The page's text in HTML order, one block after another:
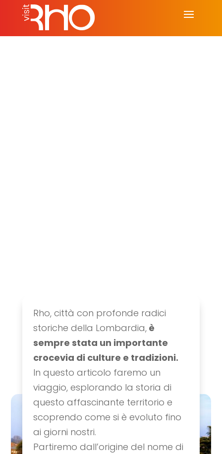
La storia di Rho, dalle
origini della città ad
oggi
Idee & itinerari,Storia & cultura
Rho, città con profonde radici
storiche della Lombardia, è
sempre stata un importante
crocevia di culture e tradizioni.
In questo articolo faremo un
viaggio, esplorando la storia di
questo affascinante territorio e
scoprendo come si è evoluto fino
ai giorni nostri.
Partiremo dall’origine del nome di